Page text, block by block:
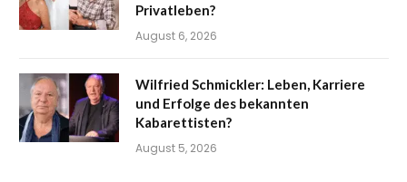
Privatleben?
August 6, 2026
Wilfried Schmickler: Leben, Karriere
und Erfolge des bekannten
Kabarettisten?
August 5, 2026